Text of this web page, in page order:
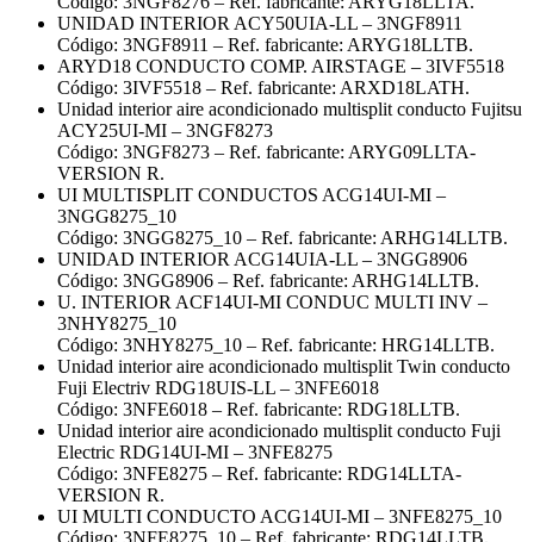
UNIDAD INTERIOR ACY50UIA-LL – 3NGF8911
Código: 3NGF8911 – Ref. fabricante: ARYG18LLTB.
ARYD18 CONDUCTO COMP. AIRSTAGE – 3IVF5518
Código: 3IVF5518 – Ref. fabricante: ARXD18LATH.
Unidad interior aire acondicionado multisplit conducto Fujitsu
ACY25UI-MI – 3NGF8273
Código: 3NGF8273 – Ref. fabricante: ARYG09LLTA-
VERSION R.
UI MULTISPLIT CONDUCTOS ACG14UI-MI –
3NGG8275_10
Código: 3NGG8275_10 – Ref. fabricante: ARHG14LLTB.
UNIDAD INTERIOR ACG14UIA-LL – 3NGG8906
Código: 3NGG8906 – Ref. fabricante: ARHG14LLTB.
U. INTERIOR ACF14UI-MI CONDUC MULTI INV –
3NHY8275_10
Código: 3NHY8275_10 – Ref. fabricante: HRG14LLTB.
Unidad interior aire acondicionado multisplit Twin conducto
Fuji Electriv RDG18UIS-LL – 3NFE6018
Código: 3NFE6018 – Ref. fabricante: RDG18LLTB.
Unidad interior aire acondicionado multisplit conducto Fuji
Electric RDG14UI-MI – 3NFE8275
Código: 3NFE8275 – Ref. fabricante: RDG14LLTA-
VERSION R.
UI MULTI CONDUCTO ACG14UI-MI – 3NFE8275_10